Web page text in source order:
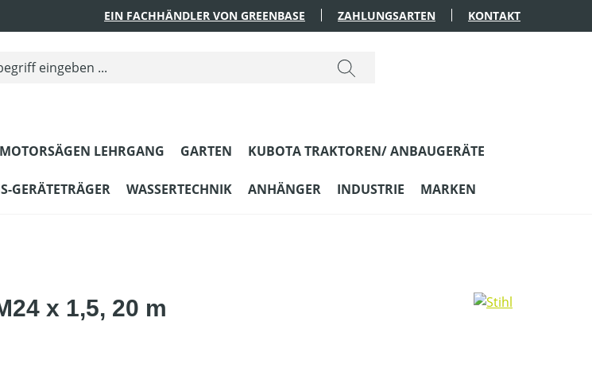
EIN FACHHÄNDLER VON GREENBASE ZAHLUNGSARTEN KONTAKT
MOTORSÄGEN LEHRGANG GARTEN KUBOTA TRAKTOREN/ ANBAUGERÄTE
GERÄTETRÄGER WASSERTECHNIK ANHÄNGER INDUSTRIE MARKEN
x 1,5, 20 m